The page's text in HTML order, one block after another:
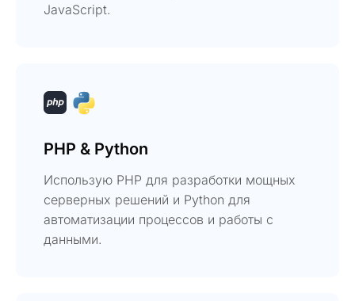
JavaScript.
PHP & Python
Использую PHP для разработки мощных
серверных решений и Python для
автоматизации процессов и работы с
данными.